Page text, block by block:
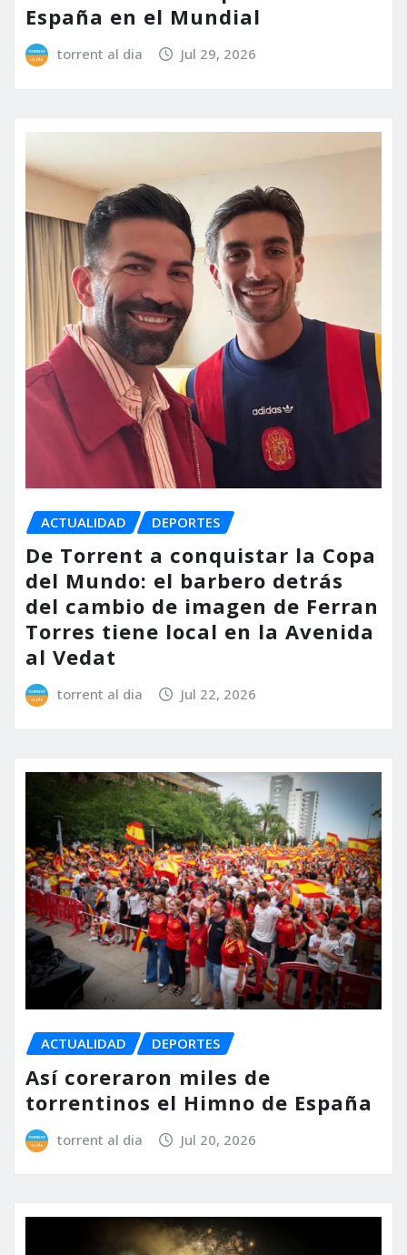
España en el Mundial
torrent al dia Jul 29, 2026
ACTUALIDAD DEPORTES
De Torrent a conquistar la Copa
del Mundo: el barbero detrás
del cambio de imagen de Ferran
Torres tiene local en la Avenida
al Vedat
torrent al dia Jul 22, 2026
ACTUALIDAD DEPORTES
Así coreraron miles de
torrentinos el Himno de España
torrent al dia Jul 20, 2026